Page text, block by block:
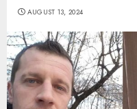
AUGUST 13, 2024